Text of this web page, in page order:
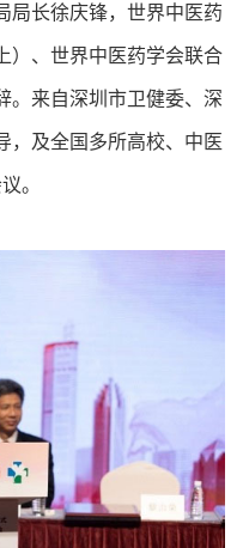
局长徐庆锋，世界中医药
）、世界中医药学会联合
。来自深圳市卫健委、深
，及全国多所高校、中医
。